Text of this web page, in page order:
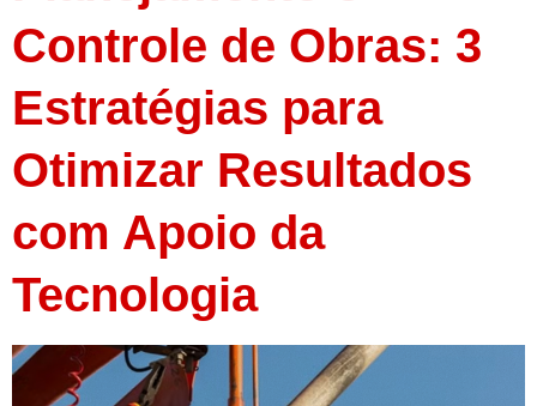
Controle de Obras: 3
Estratégias para
Otimizar Resultados
com Apoio da
Tecnologia